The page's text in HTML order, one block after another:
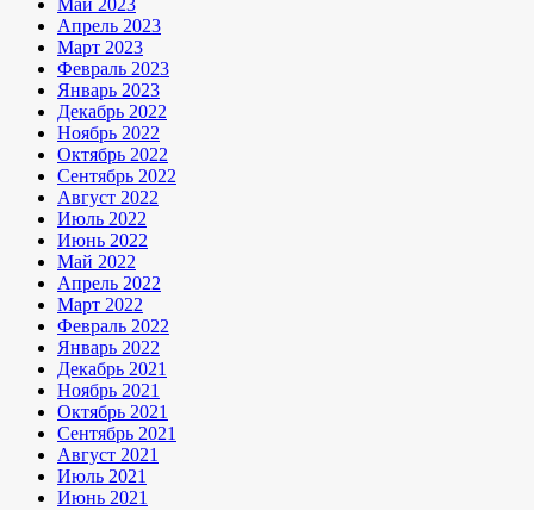
Май 2023
Апрель 2023
Март 2023
Февраль 2023
Январь 2023
Декабрь 2022
Ноябрь 2022
Октябрь 2022
Сентябрь 2022
Август 2022
Июль 2022
Июнь 2022
Май 2022
Апрель 2022
Март 2022
Февраль 2022
Январь 2022
Декабрь 2021
Ноябрь 2021
Октябрь 2021
Сентябрь 2021
Август 2021
Июль 2021
Июнь 2021